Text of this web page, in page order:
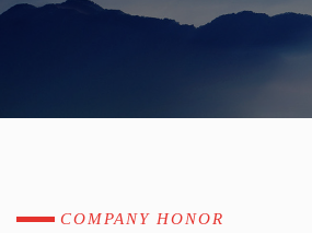
COMPANY HONOR